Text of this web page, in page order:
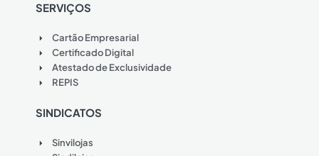
SERVIÇOS
Cartão Empresarial
Certificado Digital
Atestado de Exclusividade
REPIS
SINDICATOS
Sinvilojas